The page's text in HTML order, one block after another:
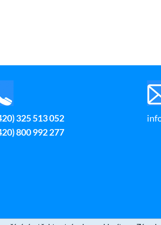
325 513 052
800 992 277